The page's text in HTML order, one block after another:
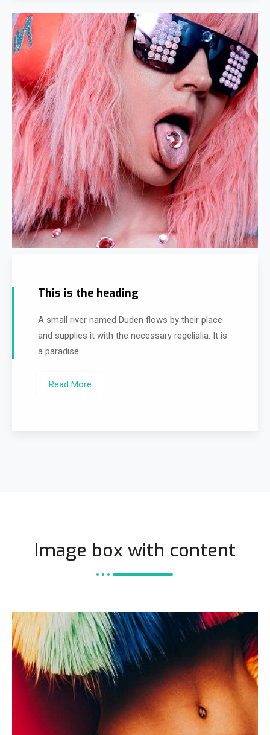
This is the heading
A small river named Duden flows by their place
and supplies it with the necessary regelialia. It is
a paradise
Read More
Image box with content